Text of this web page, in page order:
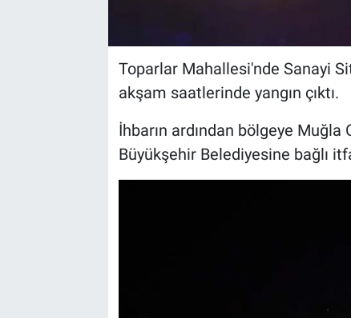
Toparlar Mahallesi'nde Sanayi
akşam saatlerinde yangın çıktı.
İhbarın ardından bölgeye
Büyükşehir Belediyesine bağlı